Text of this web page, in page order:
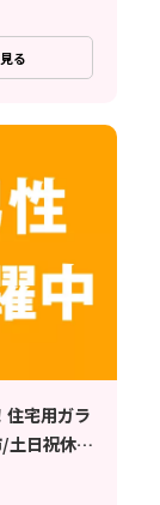
る
住宅用ガラ
土日祝休
いて月収